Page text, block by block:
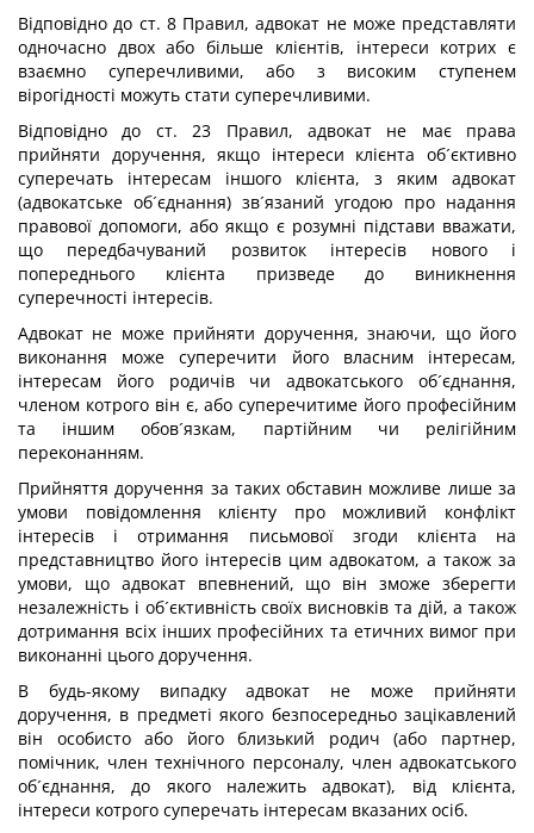
Відповідно до ст. 8 Правил, адвокат не може представляти
одночасно двох або більше клієнтів, інтереси котрих є
взаємно суперечливими, або з високим ступенем
вірогідності можуть стати суперечливими.
Відповідно до ст. 23 Правил, адвокат не має права
прийняти доручення, якщо інтереси клієнта об´єктивно
суперечать інтересам іншого клієнта, з яким адвокат
(адвокатське об´єднання) зв´язаний угодою про надання
правової допомоги, або якщо є розумні підстави вважати,
що передбачуваний розвиток інтересів нового і
попереднього клієнта призведе до виникнення
суперечності інтересів.
Адвокат не може прийняти доручення, знаючи, що його
виконання може суперечити його власним інтересам,
інтересам його родичів чи адвокатського об´єднання,
членом котрого він є, або суперечитиме його професійним
та іншим обов´язкам, партійним чи релігійним
переконанням.
Прийняття доручення за таких обставин можливе лише за
умови повідомлення клієнту про можливий конфлікт
інтересів і отримання письмової згоди клієнта на
представництво його інтересів цим адвокатом, а також за
умови, що адвокат впевнений, що він зможе зберегти
незалежність і об´єктивність своїх висновків та дій, а також
дотримання всіх інших професійних та етичних вимог при
виконанні цього доручення.
В будь-якому випадку адвокат не може прийняти
доручення, в предметі якого безпосередньо зацікавлений
він особисто або його близький родич (або партнер,
помічник, член технічного персоналу, член адвокатського
об´єднання, до якого належить адвокат), від клієнта,
інтереси котрого суперечать інтересам вказаних осіб.